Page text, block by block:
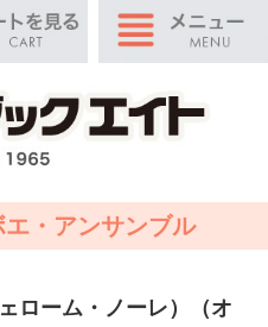
・アンサンブル
ローム・ノーレ）（オ